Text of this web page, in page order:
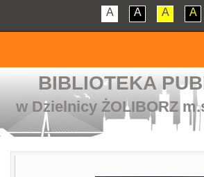
A A A A
BIBLIOTEKA
w Dzielnicy ŻOLIBORZ